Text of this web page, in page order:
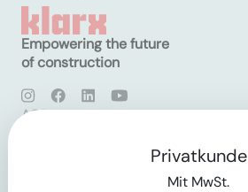
Empowering the future
of construction
AGB
Privatkunde
Mit MwSt.